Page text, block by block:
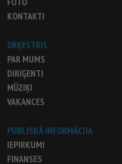
KONTAKTI
ORĶESTRIS
PAR MUMS
DIRIĢENTI
MŪZIĶI
VAKANCES
PUBLISKĀ INFORMĀCIJA
IEPIRKUMI
FINANSES